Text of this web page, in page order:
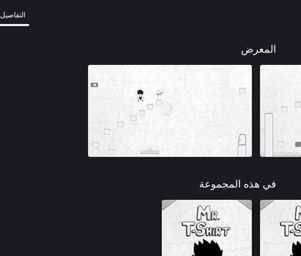
التفاصيل
المعرض
في هذه المجموعة